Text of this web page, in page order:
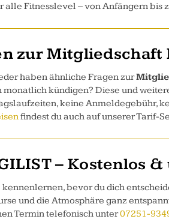
Fitnesslevel – von Anfängern bis
zur Mitgliedschaft
haben ähnliche Fragen zur
kündigen? Diese und
keine Anmeldegebühr,
findest du auch auf unserer Tarif-
– Kostenlos
bevor du dich
und die Atmosphäre ganz
Termin telefonisch unter07251-